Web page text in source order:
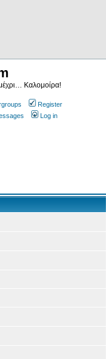
Καλομοίρα!
Register
Log in